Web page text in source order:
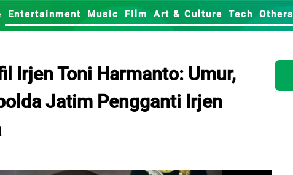
Entertainment Music FIlm Art & Culture Tech Others
Irjen Toni Harmanto: Umur,
Jatim Pengganti Irjen